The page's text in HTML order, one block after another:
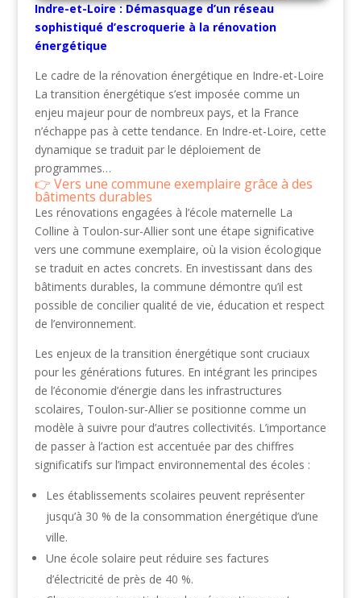
Indre-et-Loire : Démasquage d’un réseau
sophistiqué d’escroquerie à la rénovation
énergétique
Le cadre de la rénovation énergétique en Indre-et-Loire
La transition énergétique s’est imposée comme un
enjeu majeur pour de nombreux pays, et la France
n’échappe pas à cette tendance. En Indre-et-Loire, cette
dynamique se traduit par le déploiement de
programmes…
Vers une commune exemplaire grâce à des
bâtiments durables
Les rénovations engagées à l’école maternelle La
Colline à Toulon-sur-Allier sont une étape significative
vers une commune exemplaire, où la vision écologique
se traduit en actes concrets. En investissant dans des
bâtiments durables, la commune démontre qu’il est
possible de concilier qualité de vie, éducation et respect
de l’environnement.
Les enjeux de la transition énergétique sont cruciaux
pour les générations futures. En intégrant les principes
de l’économie d’énergie dans les infrastructures
scolaires, Toulon-sur-Allier se positionne comme un
modèle à suivre pour d’autres collectivités. L’importance
de passer à l’action est accentuée par des chiffres
significatifs sur l’impact environnemental des écoles :
Les établissements scolaires peuvent représenter
jusqu’à 30 % de la consommation énergétique d’une
ville.
Une école solaire peut réduire ses factures
d’électricité de près de 40 %.